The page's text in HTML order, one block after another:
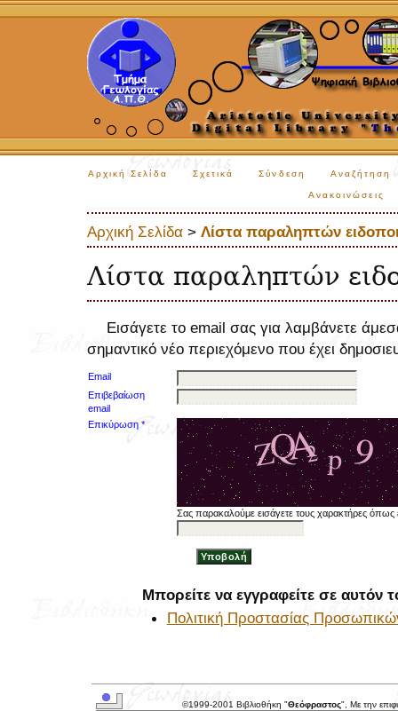
Αρχική Σελίδα Σχετικά Σύνδεση Αναζήτηση
Ανακοινώσεις
Αρχική Σελίδα > Λίστα παραληπτών
Λίστα παραληπτών
Εισάγετε το email σας για λαμβάνετε
σημαντικό νέο περιεχόμενο που έχει
Email
Επιβεβαίωση
email
Επικύρωση *
Σας παρακαλούμε εισάγετε τους χαρακτήρες
Μπορείτε να εγγραφείτε σε αυτόν
Πολιτική Προστασίας
©1999-2001 Βιβλιοθήκη "Θεόφραστος", Με την